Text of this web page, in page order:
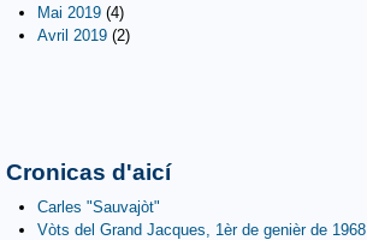
Mai 2019 (4)
Avril 2019 (2)
Cronicas d'aicí
Carles "Sauvajòt"
Vòts del Grand Jacques, 1èr de genièr de 1968